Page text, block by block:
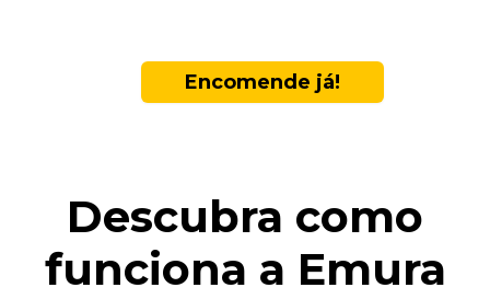
Encomende já!
Descubra como
funciona a Emura